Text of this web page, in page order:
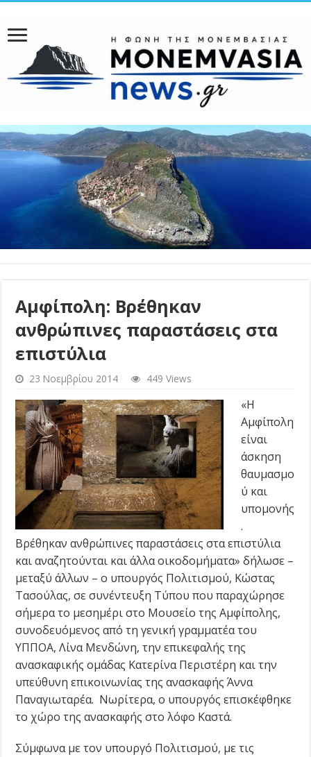
Αμφίπολη: Βρέθηκαν
ανθρώπινες παραστάσεις στα
επιστύλια
23 Νοεμβρίου 2014 449 Views
«Η
Αμφίπολη
είναι
άσκηση
θαυμασμο
ύ και
υπομονής
.
Βρέθηκαν ανθρώπινες παραστάσεις στα επιστύλια
και αναζητούνται και άλλα οικοδομήματα» δήλωσε –
μεταξύ άλλων – ο υπουργός Πολιτισμού, Κώστας
Τασούλας, σε συνέντευξη Τύπου που παραχώρησε
σήμερα το μεσημέρι στο Μουσείο της Αμφίπολης,
συνοδευόμενος από τη γενική γραμματέα του
ΥΠΠΟΑ, Λίνα Μενδώνη, την επικεφαλής της
ανασκαφικής ομάδας Κατερίνα Περιστέρη και την
υπεύθυνη επικοινωνίας της ανασκαφής Άννα
Παναγιωταρέα. Νωρίτερα, ο υπουργός επισκέφθηκε
το χώρο της ανασκαφής στο λόφο Καστά.
Σύμφωνα με τον υπουργό Πολιτισμού, με τις